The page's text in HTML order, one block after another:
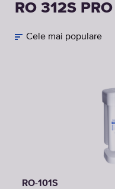
RO 312S PRO
Cele mai populare
RO-101S